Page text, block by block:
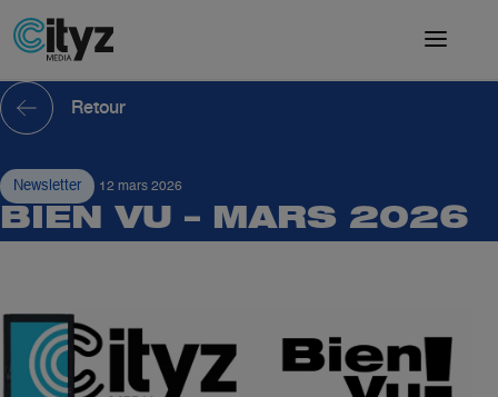
Retour
Newsletter 12 mars 2026
BIEN VU – MARS 2026